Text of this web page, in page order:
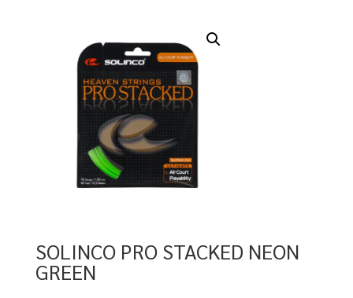
SOLINCO PRO STACKED NEON
GREEN